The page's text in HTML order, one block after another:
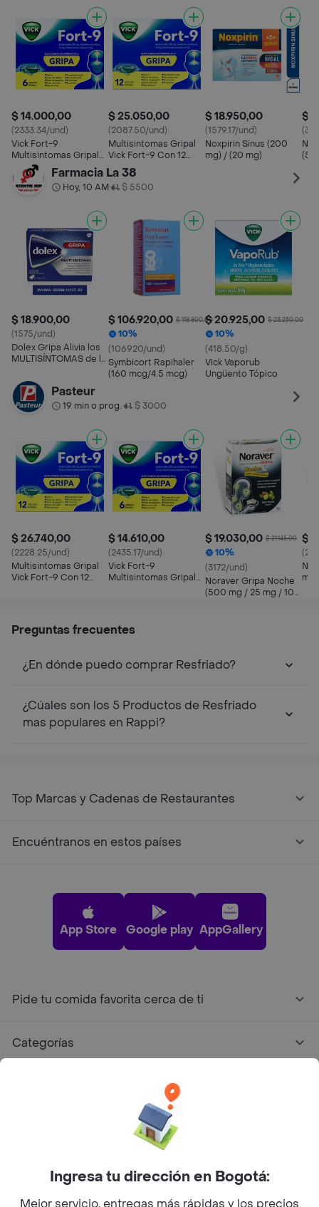
$ 14.000,00
(2333.34/und)
Vick Fort-9
Multisintomas Gripal
(500 mg/10 mg/2 mg)
$ 25.050,00
(2087.50/und)
Multisintomas Gripal
Vick Fort-9 Con 12
Cápsulas
$ 18.950,00
(1579.17/und)
Noxpirin Sinus (200
mg) / (20 mg)
$
Farmacia La 38
Hoy, 10 AM• $ 5500
$ 18.900,00
(1575/und)
Dolex Gripa Alivia los
MULTISÍNTOMAS de la
$ 106.920,00 $ 118.800,00
10%
(106920/und)
Symbicort Rapihaler
(160 mcg/4.5 mcg)
$ 20.925,00 $ 23.250,00
10%
(418.50/g)
Vick Vaporub
Ungüento Tópico
Pasteur
19 min o prog.• $ 3000
$ 26.740,00
(2228.25/und)
Multisintomas Gripal
Vick Fort-9 Con 12
$ 14.610,00
(2435.17/und)
Vick Fort-9
Multisintomas Gripal
$ 19.030,00 $ 21.145,00
10%
(3172/und)
Noraver Gripa Noche
(500 mg / 25 mg / 10
$
mg
Preguntas frecuentes
¿En dónde puedo comprar Resfriado?
¿Cúales son los 5 Productos de Resfriado
mas populares en Rappi?
Top Marcas y Cadenas de Restaurantes
Encuéntranos en estos países
App Store Google play AppGallery
Pide tu comida favorita cerca de ti
Categorías
Facebook
Twitter
Instagram
Ingresa tu dirección en Bogotá:
Mejor servicio, entregas más rápidas y los precios